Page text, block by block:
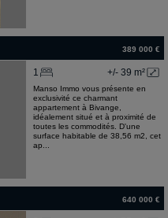
389 000 €
+/- 39 m²
1
Manso Immo vous présente en
exclusivité ce charmant
appartement à Bivange,
idéalement situé et à proximité de
toutes les commodités. D'une
surface habitable de 38,56 m2, cet
ap...
640 000 €